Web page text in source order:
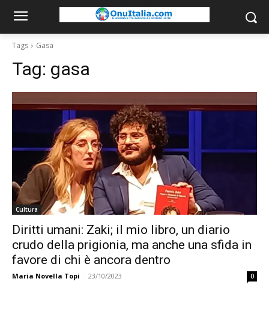
Tags Gasa
Tag: gasa
Cultura
Diritti umani: Zaki; il mio libro, un diario
crudo della prigionia, ma anche una sfida in
favore di chi è ancora dentro
Maria Novella Topi - 23/10/2023 0